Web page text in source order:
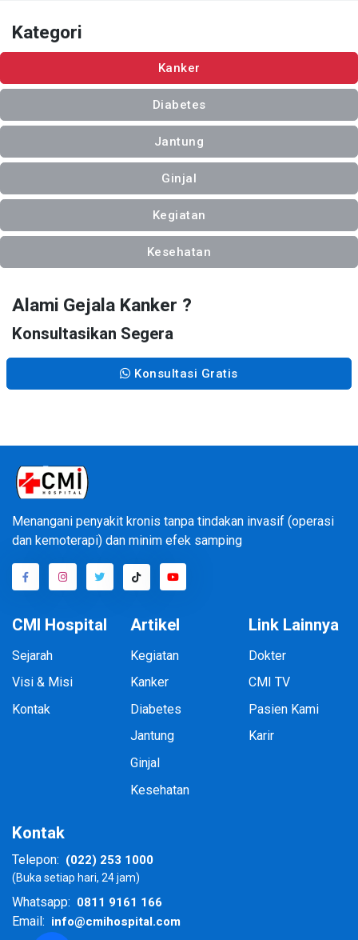
Kategori
Kanker
Diabetes
Jantung
Ginjal
Kegiatan
Kesehatan
Alami Gejala Kanker ?
Konsultasikan Segera
Konsultasi Gratis
Menangani penyakit kronis tanpa tindakan invasif (operasi
dan kemoterapi) dan minim efek samping
CMI Hospital
Sejarah
Visi & Misi
Kontak
Artikel
Kegiatan
Kanker
Diabetes
Jantung
Ginjal
Kesehatan
Link Lainnya
Dokter
CMI TV
Pasien Kami
Karir
Kontak
Telepon: (022) 253 1000
(Buka setiap hari, 24 jam)
Whatsapp: 0811 9161 166
Email: info@cmihospital.com